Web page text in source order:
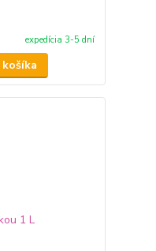
expedícia 3-5 dní